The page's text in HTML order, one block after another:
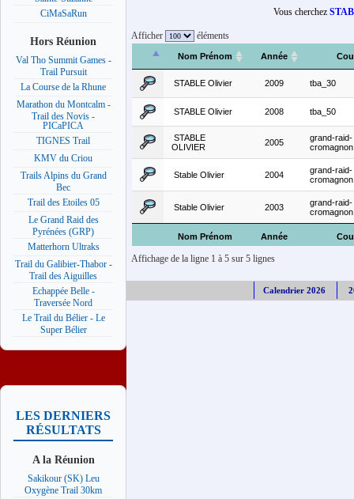
CiMaSaRun
Hors Réunion
Val Tho Summit Games -
Trail Pursuit
La Course de la Rhune
Marathon du Montcalm -
Trail des Novis -
PICaPICA
TIGNES Trail
KMV du Criou
Trails Alpins du Grand
Bec
Trail des Etoiles 05
Le Grand Raid des
Pyrénées (GRP)
Matterhorn Ultraks
Trail du Galibier-Thabor -
Trail des Aiguilles
Echappée Belle -
Traversée Nord
Le Trail du Bélier - Le
Super Bélier
LES DERNIERS
RÉSULTATS
A la Réunion
Sakikour (SK) Leu
Oxygène Trail 30km
Vous cherchez
Afficher éléments
Nom Prénom Année
Nom Prénom Année
STABLE Olivier 2009 tba_30
STABLE Olivier 2008 tba_50
STABLE
OLIVIER
2005
grand-raid-
cromagnon
Stable Olivier 2004
grand-raid-
cromagnon
Stable Olivier 2003
grand-raid-
cromagnon
Affichage de la ligne 1 à 5 sur 5 lignes
Calendrier 2026